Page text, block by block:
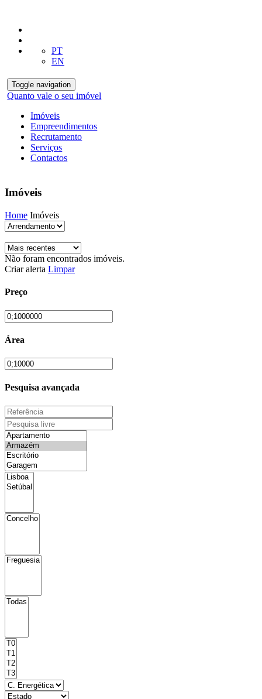
PT
EN
Toggle navigation
Quanto vale o seu imóvel
Imóveis
Empreendimentos
Recrutamento
Serviços
Contactos
Imóveis
Home Imóveis
Não foram encontrados imóveis.
Criar alerta Limpar
Preço
Área
Pesquisa avançada